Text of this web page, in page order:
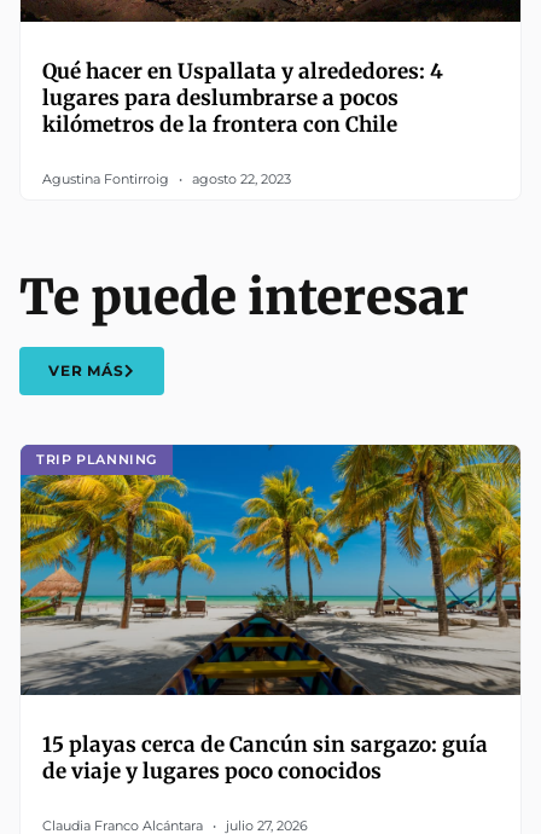
Qué hacer en Uspallata y alrededores: 4
lugares para deslumbrarse a pocos
kilómetros de la frontera con Chile
Agustina Fontirroig agosto 22, 2023
TRIP PLANNING
15 playas cerca de Cancún sin sargazo: guía
de viaje y lugares poco conocidos
Claudia Franco Alcántara julio 27, 2026
Te puede interesar
VER MÁS